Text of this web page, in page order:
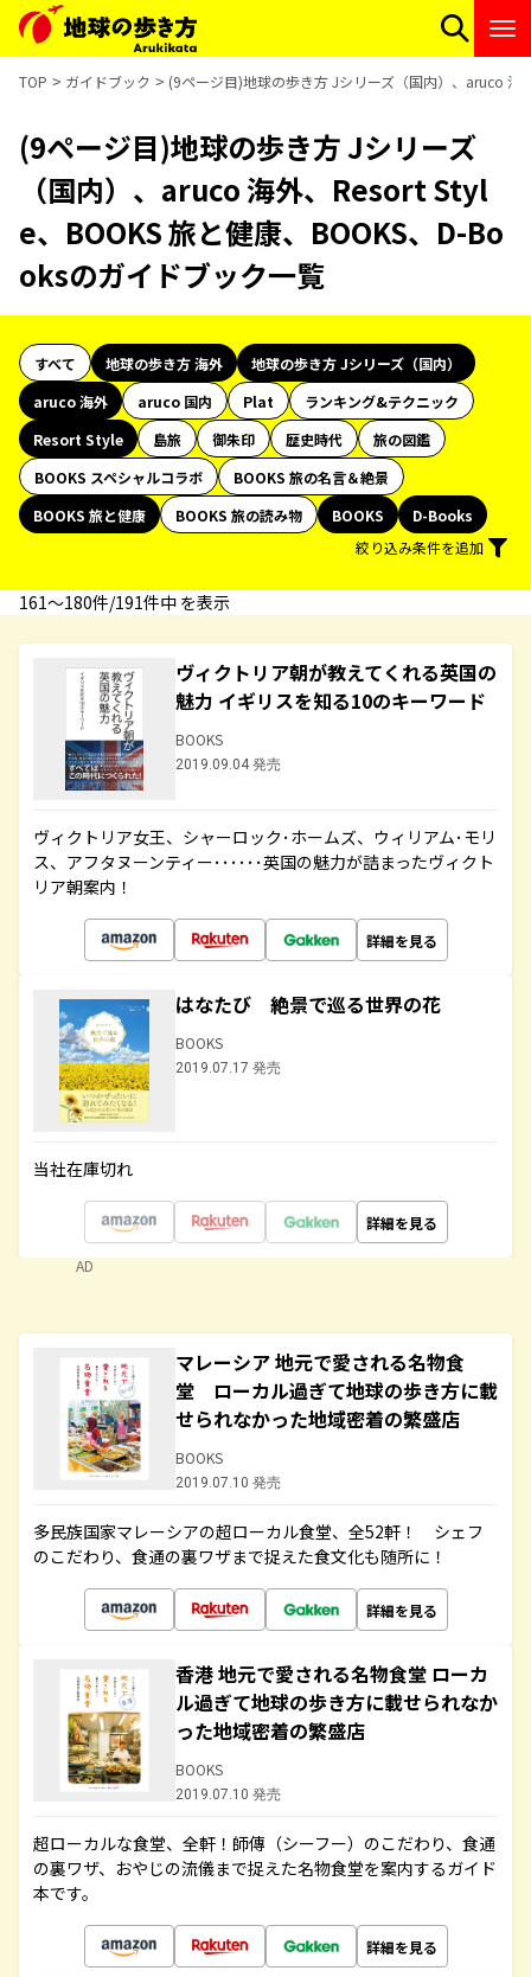
TOP ガイドブック (9ページ目)地球の歩き方 Jシリーズ（国内）、aruco 海
(9ページ目)地球の歩き方 Jシリーズ
（国内）、aruco 海外、Resort Styl
e、BOOKS 旅と健康、BOOKS、D-Bo
oksのガイドブック一覧
すべて 地球の歩き方 海外
地球の歩き方 Jシリーズ（国内）
aruco 海外
aruco 国内 Plat
ランキング&テクニック
Resort Style
島旅 御朱印 歴史時代
旅の図鑑
BOOKS スペシャルコラボ
BOOKS 旅の名言＆絶景
BOOKS 旅と健康
BOOKS 旅の読み物 BOOKS
D-Books
絞り込み条件を追加
161〜180件/191件中 を表示
ヴィクトリア朝が教えてくれる英国の
魅力 イギリスを知る10のキーワード
BOOKS
2019.09.04 発売
ヴィクトリア女王、シャーロック･ホームズ、ウィリアム･モリ
ス、アフタヌーンティー･･････英国の魅力が詰まったヴィクト
リア朝案内！
詳細を見る
はなたび 絶景で巡る世界の花
BOOKS
2019.07.17 発売
当社在庫切れ
詳細を見る
AD
マレーシア 地元で愛される名物食
堂 ローカル過ぎて地球の歩き方に載
せられなかった地域密着の繁盛店
BOOKS
2019.07.10 発売
多民族国家マレーシアの超ローカル食堂、全52軒！ シェフ
のこだわり、食通の裏ワザまで捉えた食文化も随所に！
詳細を見る
香港 地元で愛される名物食堂 ローカ
ル過ぎて地球の歩き方に載せられなか
った地域密着の繁盛店
BOOKS
2019.07.10 発売
超ローカルな食堂、全軒！師傳（シーフー）のこだわり、食通
の裏ワザ、おやじの流儀まで捉えた名物食堂を案内するガイド
本です。
詳細を見る